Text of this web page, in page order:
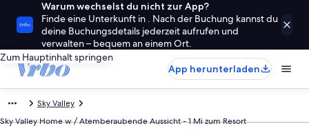
Warum wechselst du nicht zur App?
Finde eine Unterkunft in . Nach der Buchung kannst du
deine Buchungsdetails jederzeit aufrufen und
verwalten – bequem an einem Ort.
Zum Hauptinhalt springen
App herunterladen
Sky Valley
Sky Valley Home w / Atemberaubende Aussicht - 1 Mi zum Resort